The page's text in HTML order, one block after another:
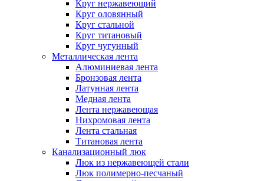
Круг нержавеющий
Круг оловянный
Круг стальной
Круг титановый
Круг чугунный
Металлическая лента
Алюминиевая лента
Бронзовая лента
Латунная лента
Медная лента
Лента нержавеющая
Нихромовая лента
Лента стальная
Титановая лента
Канализационный люк
Люк из нержавеющей стали
Люк полимерно-песчаный